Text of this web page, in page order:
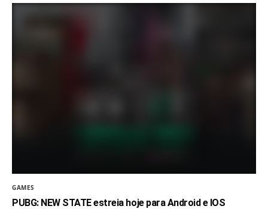
GAMES
PUBG: NEW STATE estreia hoje para Android e IOS